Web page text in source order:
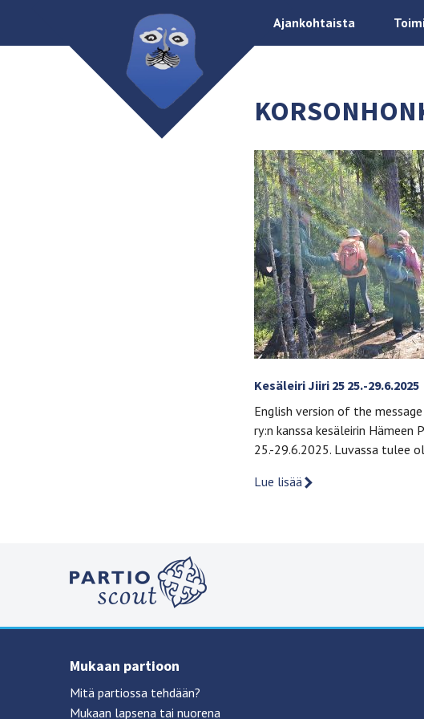
Ajankohtaista
Kesäleiri Jiiri 25 25.-29.6.2025
English version of the
ry:n kanssa kesäleirin Hämeen
25.-29.6.2025. Luvassa tulee
Lue lisää
Mukaan partioon
Mitä partiossa tehdään?
Mukaan lapsena tai nuorena